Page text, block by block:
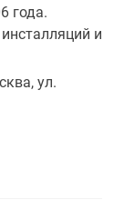
года.
и
ул.